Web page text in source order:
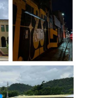
3 Num. 11